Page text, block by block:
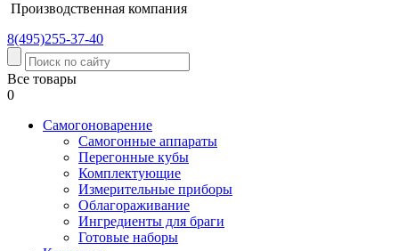
Производственная компания
8(495)255-37-40
Все товары
0
Самогоноварение
Cамогонные аппараты
Перегонные кубы
Комплектующие
Измерительные приборы
Облагораживание
Ингредиенты для браги
Готовые наборы